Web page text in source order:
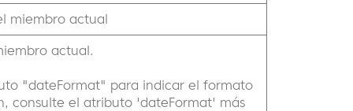
miembro actual
actual.
"dateFormat" para indicar el formato
consulte el atributo 'dateFormat' más